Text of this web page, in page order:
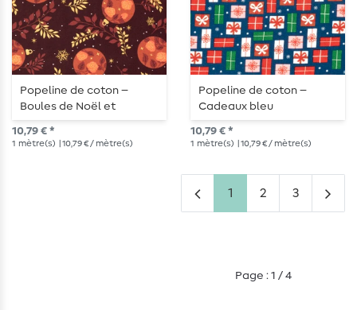
Popeline de coton –
Boules de Noël et
branches Bordeaux doré
10,79 € *
1 mètre(s) | 10,79 € / mètre(s)
Popeline de coton –
Cadeaux bleu
10,79 € *
1 mètre(s) | 10,79 € / mètre(s)
1 2 3
Page : 1 / 4